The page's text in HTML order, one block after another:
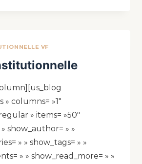
VF
» columns= »1″
» items= »50″
show_author= » »
» » show_tags= » »
» » show_read_more= » »